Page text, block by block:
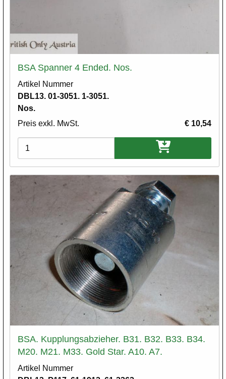
BSA Spanner 4 Ended. Nos.
Artikel Nummer
DBL13. 01-3051. 1-3051.
Nos.
Preis exkl. MwSt.
€ 10,54
Varianten
BSA. Kupplungsabzieher. B31. B32. B33. B34.
M20. M21. M33. Gold Star. A10. A7.
Artikel Nummer